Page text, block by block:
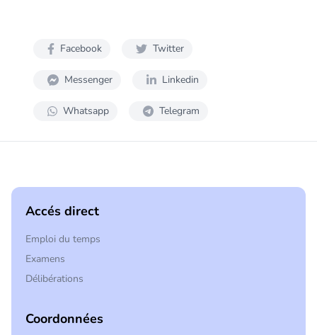
Facebook Twitter
Messenger Linkedin
Whatsapp Telegram
Accés direct
Emploi du temps
Examens
Délibérations
Coordonnées